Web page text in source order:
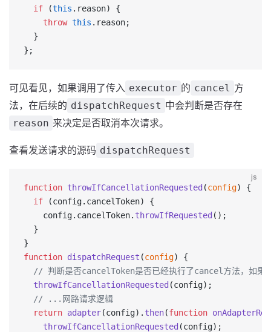
  if
(this .reason) {
    throw
this .reason;
  }
};
可见看见，如果调用了传入 executor 的 cancel 方
法，在后续的 dispatchRequest 中会判断是否存在
reason 来决定是否取消本次请求。
查看发送请求的源码 dispatchRequest
js
function throwIfCancellationRequested (config) {
  if
(config.cancelToken) {
    config.cancelToken.
throwIfRequested ();
  }
}
function dispatchRequest (config) {
// 判断是否cancelToken是否已经执行了cancel方法，如果
  throwIfCancellationRequested
(config);
  // ...网路请求逻辑
  return
adapter(config). then(function
    throwIfCancellationRequested
(config);